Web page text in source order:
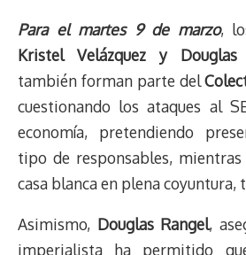
Para el martes 9 de marzo,
Kristel Velázquez y Douglas
también forman parte del
cuestionando los ataques al
economía, pretendiendo
tipo de responsables,
casa blanca en plena coyuntura,
Asimismo, Douglas Rangel,
imperialista ha permitido